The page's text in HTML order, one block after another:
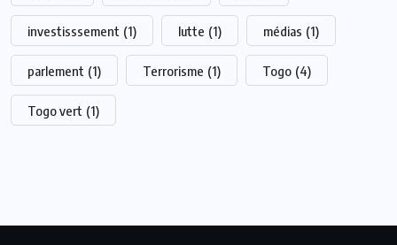
investisssement (1) lutte (1) médias (1)
parlement (1) Terrorisme (1) Togo (4)
Togo vert (1)